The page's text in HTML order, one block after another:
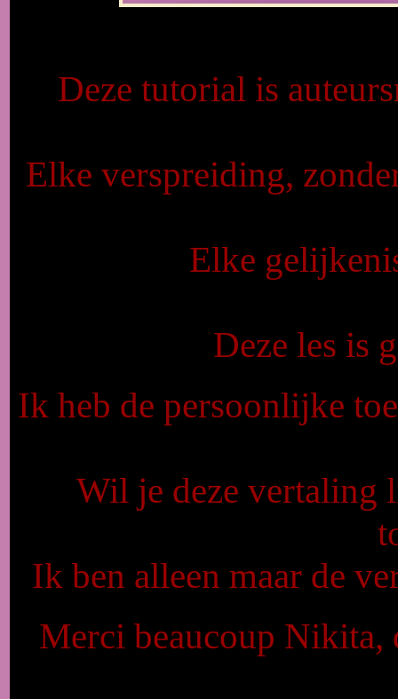
Deze tutorial is
Elke verspreiding,
Elke
Deze les is
Ik heb de persoonlijke
Wil je deze vertaling
Ik ben alleen maar de
Merci beaucoup Nikita,